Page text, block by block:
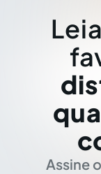
Assine